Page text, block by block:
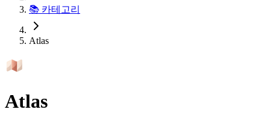
📚 카테고리
Atlas
Atlas